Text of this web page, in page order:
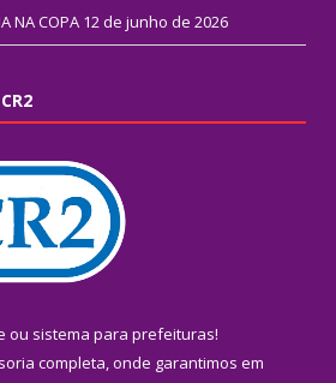
NA COPA 12 de junho de 2026
ou sistema para prefeituras!
completa, onde garantimos em